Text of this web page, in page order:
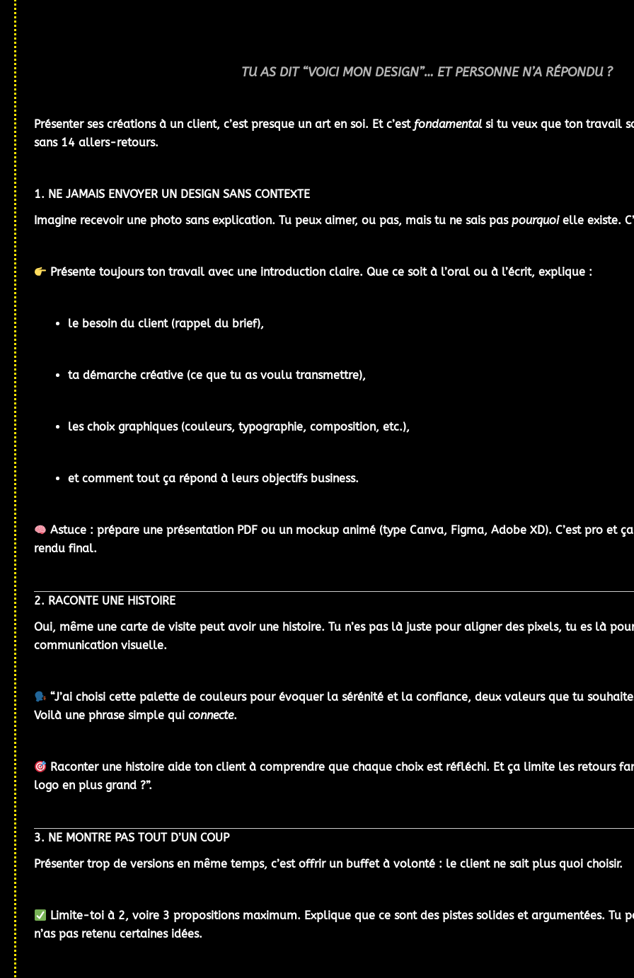
TU AS DIT “VOICI MON DESIGN”… ET PERSONNE N’A RÉPONDU ?
Présenter ses créations à un client, c’est presque un art en soi. Et c’est fondamentalsi tu veux que ton travail
sans 14 allers-retours.
1. NE JAMAIS ENVOYER UN DESIGN SANS CONTEXTE
Imagine recevoir une photo sans explication. Tu peux aimer, ou pas, mais tu ne sais pas pourquoielle existe.
Présente toujours ton travail avec une introduction claire. Que ce soit à l’oral ou à l’écrit, explique :
le besoin du client(rappel du brief),
ta démarche créative (ce que tu as voulu transmettre),
les choix graphiques(couleurs, typographie, composition, etc.),
et comment tout ça répond à leurs objectifs business.
Astuce : prépare uneprésentation PDF ou un mockup animé (type Canva, Figma, Adobe XD). C’est pro et
rendu final.
2. RACONTE UNE HISTOIRE
Oui, même une carte de visite peut avoir une histoire. Tu n’es pas là juste pour aligner des pixels, tu es là
communication visuelle.
“J’ai choisi cette palette de couleurs pour évoquer la sérénité et la confiance, deux valeurs que tu
Voilà une phrase simple qui connecte.
Raconter une histoire aide ton client à comprendre que chaque choix est réfléchi. Et ça limite les retours
logo en plus grand ?”.
3. NE MONTRE PAS TOUT D’UN COUP
Présenter trop de versionsen même temps, c’est offrir un buffet à volonté : le client ne sait plus quoi choisir.
Limite-toi à 2, voire 3 propositionsmaximum. Explique que ce sont des pistes solides et argumentées. Tu
n’as pas retenu certaines idées.